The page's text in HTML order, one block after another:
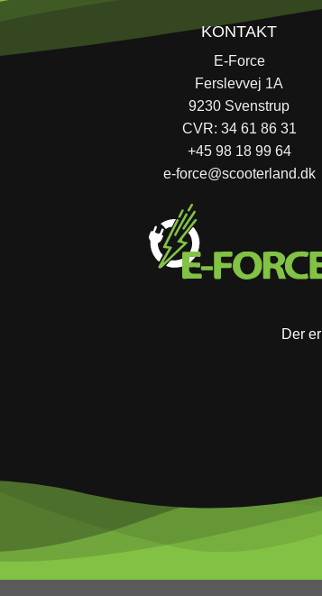
KONTAKT
E-Force
Ferslevvej 1A
9230 Svenstrup
CVR: 34 61 86 31
+45 98 18 99 64
e-force@scooterland.dk
Der